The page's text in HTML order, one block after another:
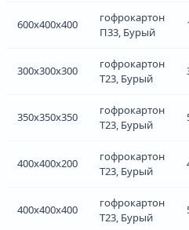
600x400x400
гофрокартон
П33, Бурый
300x300x300
гофрокартон
Т23, Бурый
350x350x350
гофрокартон
Т23, Бурый
400x400x200
гофрокартон
Т23, Бурый
400x400x400
гофрокартон
Т23, Бурый